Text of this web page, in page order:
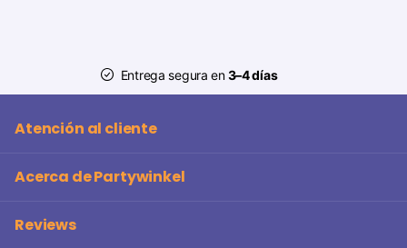
Entrega segura en3–4 días
Atención al cliente
Acerca de Partywinkel
Reviews